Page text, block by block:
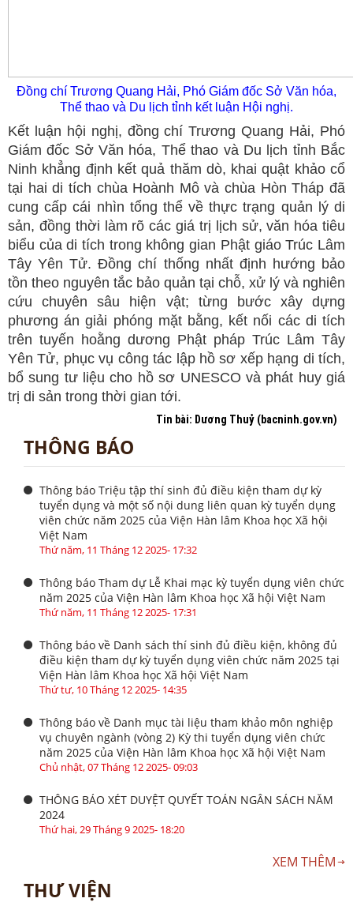
Đồng chí Trương Quang Hải, Phó Giám đốc Sở Văn hóa,
Thể thao và Du lịch tỉnh kết luận Hội nghị.
Kết luận hội nghị, đồng chí Trương Quang Hải, Phó
Giám đốc Sở Văn hóa, Thể thao và Du lịch tỉnh Bắc
Ninh khẳng định kết quả thăm dò, khai quật khảo cổ
tại hai di tích chùa Hoành Mô và chùa Hòn Tháp đã
cung cấp cái nhìn tổng thể về thực trạng quản lý di
sản, đồng thời làm rõ các giá trị lịch sử, văn hóa tiêu
biểu của di tích trong không gian Phật giáo Trúc Lâm
Tây Yên Tử. Đồng chí thống nhất định hướng bảo
tồn theo nguyên tắc bảo quản tại chỗ, xử lý và nghiên
cứu chuyên sâu hiện vật; từng bước xây dựng
phương án giải phóng mặt bằng, kết nối các di tích
trên tuyến hoằng dương Phật pháp Trúc Lâm Tây
Yên Tử, phục vụ công tác lập hồ sơ xếp hạng di tích,
bổ sung tư liệu cho hồ sơ UNESCO và phát huy giá
trị di sản trong thời gian tới.
Tin bài: Dương Thuỷ (bacninh.gov.vn)
THÔNG BÁO
Thông báo Triệu tập thí sinh đủ điều kiện tham dự kỳ
tuyển dụng và một số nội dung liên quan kỳ tuyển dụng
viên chức năm 2025 của Viện Hàn lâm Khoa học Xã hội
Việt Nam
Thứ năm, 11 Tháng 12 2025- 17:32
Thông báo Tham dự Lễ Khai mạc kỳ tuyển dụng viên chức
năm 2025 của Viện Hàn lâm Khoa học Xã hội Việt Nam
Thứ năm, 11 Tháng 12 2025- 17:31
Thông báo về Danh sách thí sinh đủ điều kiện, không đủ
điều kiện tham dự kỳ tuyển dụng viên chức năm 2025 tại
Viện Hàn lâm Khoa học Xã hội Việt Nam
Thứ tư, 10 Tháng 12 2025- 14:35
Thông báo về Danh mục tài liệu tham khảo môn nghiệp
vụ chuyên ngành (vòng 2) Kỳ thi tuyển dụng viên chức
năm 2025 của Viện Hàn lâm Khoa học Xã hội Việt Nam
Chủ nhật, 07 Tháng 12 2025- 09:03
THÔNG BÁO XÉT DUYỆT QUYẾT TOÁN NGÂN SÁCH NĂM
2024
Thứ hai, 29 Tháng 9 2025- 18:20
XEM THÊM
THƯ VIỆN